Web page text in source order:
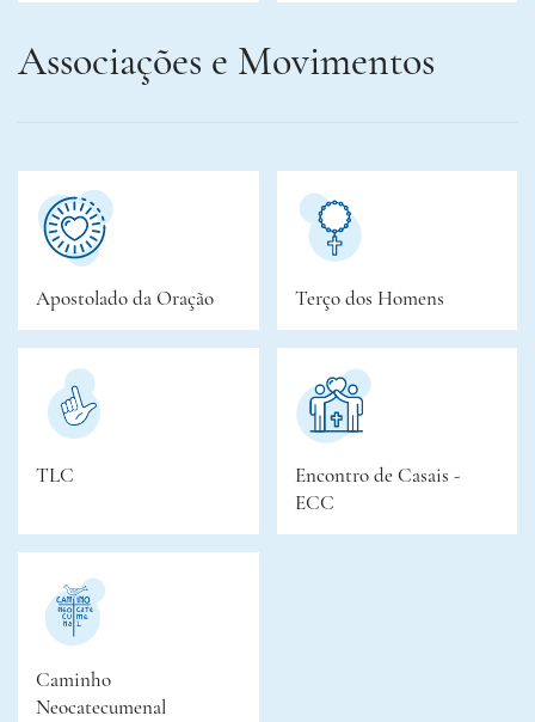
Associações e Movimentos
Apostolado da Oração Terço dos Homens
TLC
Encontro de Casais -
ECC
Caminho
Neocatecumenal